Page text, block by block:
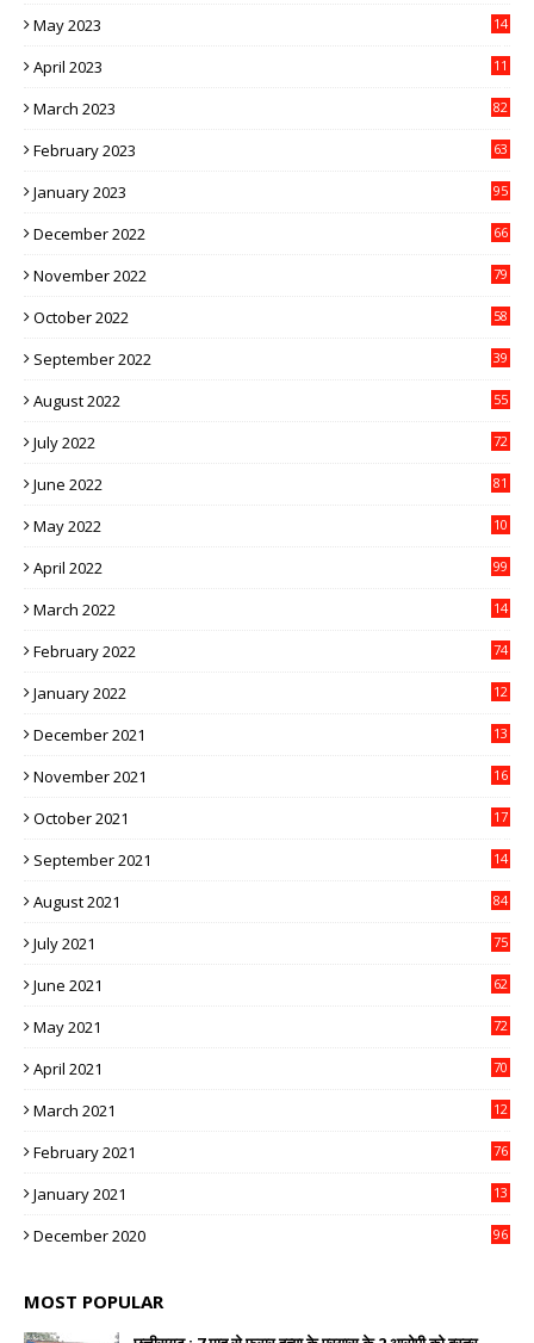
May 2023
14
April 2023
11
March 2023 82
February 2023 63
January 2023 95
December 2022 66
November 2022 79
October 2022 58
September 2022 39
August 2022 55
July 2022 72
June 2022 81
May 2022
10
April 2022 99
March 2022
14
February 2022 74
January 2022
12
December 2021
13
November 2021
16
October 2021
17
September 2021
14
August 2021 84
July 2021 75
June 2021 62
May 2021 72
April 2021 70
March 2021
12
February 2021 76
January 2021
13
December 2020 96
MOST POPULAR